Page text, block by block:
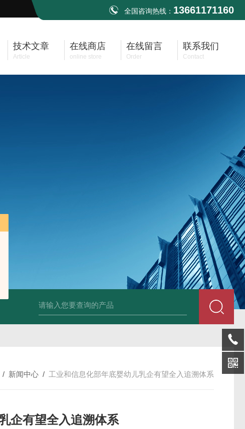
全国咨询热线： 13661171160
技术文章
Article
在线商店
online store
在线留言
Order
联系我们
Contact
LP-4混凝土电杆检测仪 LW-4电杆荷载挠度自动测量仪（无线
/ 新闻中心 / 工业和信息化部年底婴幼儿乳企有望全入追溯体系
企有望全入追溯体系